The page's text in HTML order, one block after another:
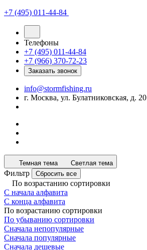
+7 (495) 011-44-84
Телефоны
+7 (495) 011-44-84
+7 (966) 370-72-23
Заказать звонок
info@stormfishing.ru
г. Москва, ул. Булатниковская, д. 20
Темная тема Светлая тема
Фильтр Сбросить все
По возрастанию сортировки
С начала алфавита
С конца алфавита
По возрастанию сортировки
По убыванию сортировки
Сначала непопулярные
Сначала популярные
Сначала дешевые